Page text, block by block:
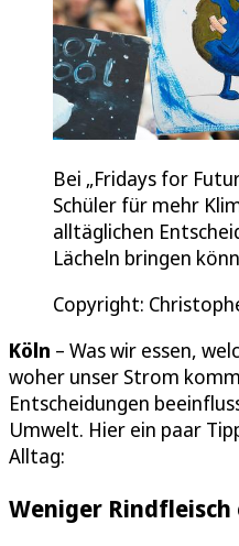
Bei „Fridays for
Schüler für mehr
alltäglichen
Lächeln bringen
Copyright:
Köln – Was wir essen,
woher unser Strom
Entscheidungen
Umwelt. Hier ein paar
Alltag:
Weniger Rindfleisch